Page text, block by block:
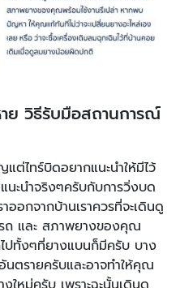
ย วิธีรับมือสถานการณ์
ต่ไทร์บิดอยากแนะนำให้มีไว้
นะนำจริงๆครับกับการวิ่งบด
ออกจากบ้านเราควรที่จะเดินดู
ถ และ สภาพยางของคุณ
ปทั้งๆที่ยางแบนก็มีครับ บาง
ตรายครับและอาจทำให้คุณ